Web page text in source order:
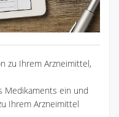
zu Ihrem Arzneimittel,
Medikaments ein und
Ihrem Arzneimittel